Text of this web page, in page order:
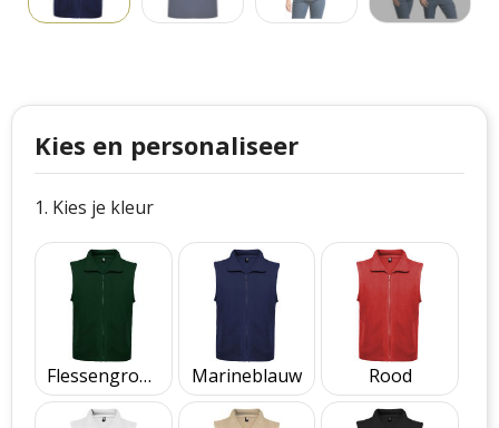
Craft
Thule
Case Logic
Mepal
Parker
Stanley
Kerstspellen
Kersttassen
kerstkaarsen
Kies en personaliseer
1. Kies je kleur
Flessengroen Marineblauw Rood